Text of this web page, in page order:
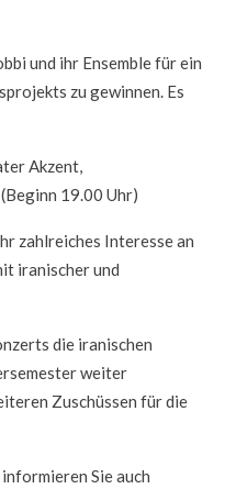
und ihr Ensemble für ein
zu gewinnen. Es
Akzent,
19.00 Uhr)
zahlreiches Interesse an
iranischer und
die iranischen
weiter
Zuschüssen für die
Sie auch